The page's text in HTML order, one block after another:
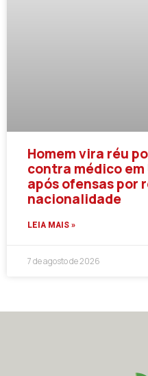
Homem vira réu
contra médico em
após ofensas por
nacionalidade
LEIA MAIS »
7 de agosto de 2026